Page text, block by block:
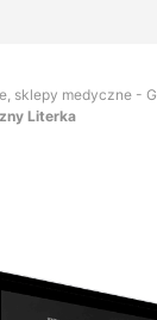
sklepy medyczne -
Literka